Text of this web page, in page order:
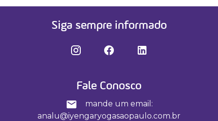
Siga sempre informado
Fale Conosco
mande um email:
analu@iyengaryogasaopaulo.com.br